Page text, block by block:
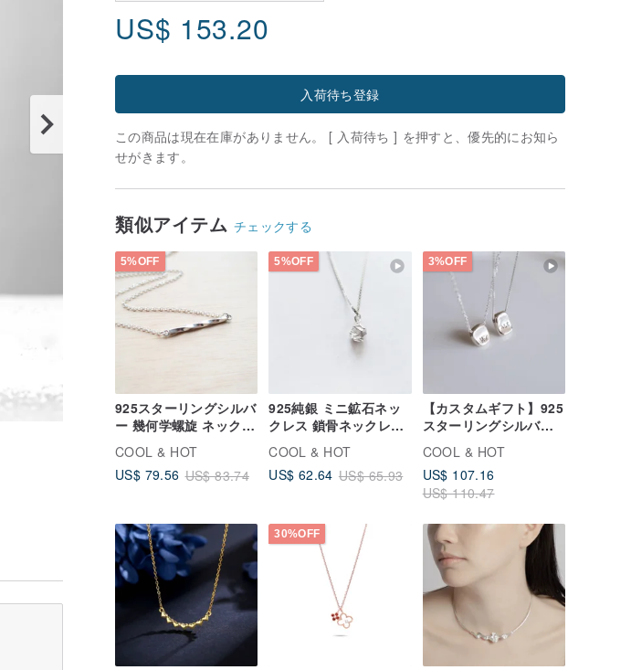
US$ 153.20
入荷待ち登録
この商品は現在在庫がありません。 [ 入荷待ち ] を押すと、優先的にお知ら
せがきます。
類似アイテム チェックする
5%OFF
925スターリングシルバ
ー 幾何学螺旋 ネックレ
ス チョーカー ロングネ
ックレス
COOL & HOT
US$ 79.56 US$ 83.74
5%OFF
925純銀 ミニ鉱石ネッ
クレス 鎖骨ネックレス
ロングネックレス ショ
ートネックレス 無料ギ
フトラッピング
COOL & HOT
US$ 62.64 US$ 65.93
3%OFF
【カスタムギフト】925
スターリングシルバー
厚手 幾何学「原焠」カ
スタム刻印ネックレス
ロングチェーン
COOL & HOT
US$ 107.16
US$ 110.47
30%OFF